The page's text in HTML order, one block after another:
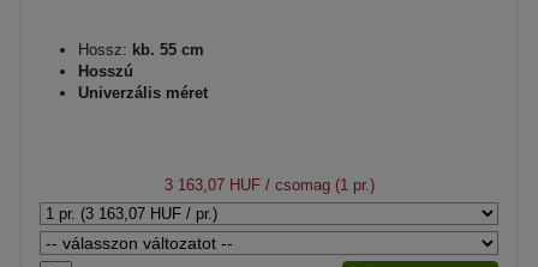
Hossz: kb. 55 cm
Hosszú
Univerzális méret
3 163,07 HUF/ csomag (1 pr.)